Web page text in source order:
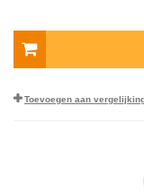
Toevoegen aan